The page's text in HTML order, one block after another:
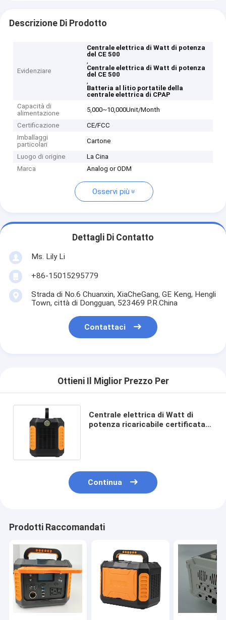
Descrizione Di Prodotto
Evidenziare
Centrale elettrica di Watt di potenza
del CE 500
,
Centrale elettrica di Watt di potenza
del CE 500
,
Batteria al litio portatile della
centrale elettrica di CPAP
Capacità di
alimentazione
5,000~10,000Unit/Month
Certificazione
CE/FCC
Imballaggi
particolari
Cartone
Luogo di origine
La Cina
Marca
Analog or ODM
Osservi più
Dettagli Di Contatto
Ms. Lily Li
+86-15015295779
Strada di No.6 Chuanxin, XiaCheGang, GE Keng, Hengli
Town, città di Dongguan, 523469 P.R.China
Contattaci
Ottieni Il Miglior Prezzo Per
Centrale elettrica di Watt di
potenza ricaricabile certificata
Continua
Prodotti Raccomandati